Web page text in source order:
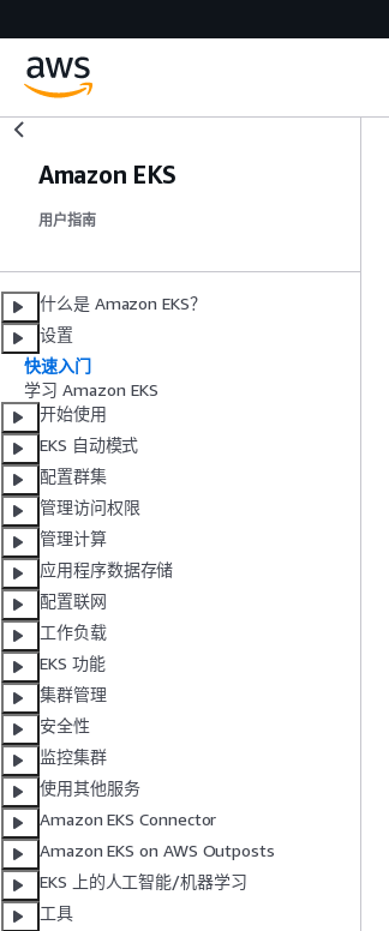
Amazon EKS
用户指南
什么是 Amazon EKS？
设置
快速入门
学习 Amazon EKS
开始使用
EKS 自动模式
配置群集
管理访问权限
管理计算
应用程序数据存储
配置联网
工作负载
EKS 功能
集群管理
安全性
监控集群
使用其他服务
Amazon EKS Connector
Amazon EKS on AWS Outposts
EKS 上的人工智能/机器学习
工具